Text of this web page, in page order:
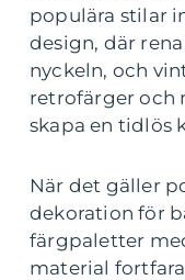
populära stilar
design, där
nyckeln, och
retrofärger och
skapa en tidlös
När det gäller
dekoration för
färgpaletter
material